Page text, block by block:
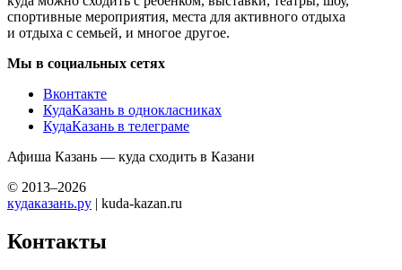
спортивные мероприятия, места для активного отдыха
и отдыха с семьей, и многое другое.
Мы в социальных сетях
Вконтакте
КудаКазань в однокласниках
КудаКазань в телеграме
Афиша Казань — куда сходить в Казани
© 2013–2026
кудаказань.ру | kuda-kazan.ru
Контакты